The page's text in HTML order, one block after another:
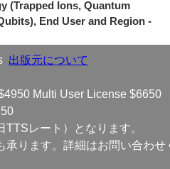
(Trapped Ions, Quantum
End User and Region -
出版元について
Multi User License $6650
レート）となります。
承ります。詳細はお問い合わせ